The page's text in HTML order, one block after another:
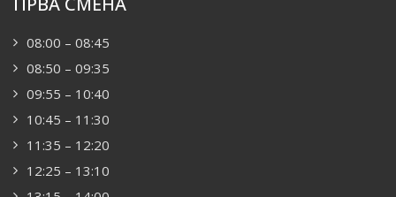
08:00 – 08:45
08:50 – 09:35
09:55 – 10:40
10:45 – 11:30
11:35 – 12:20
12:25 – 13:10